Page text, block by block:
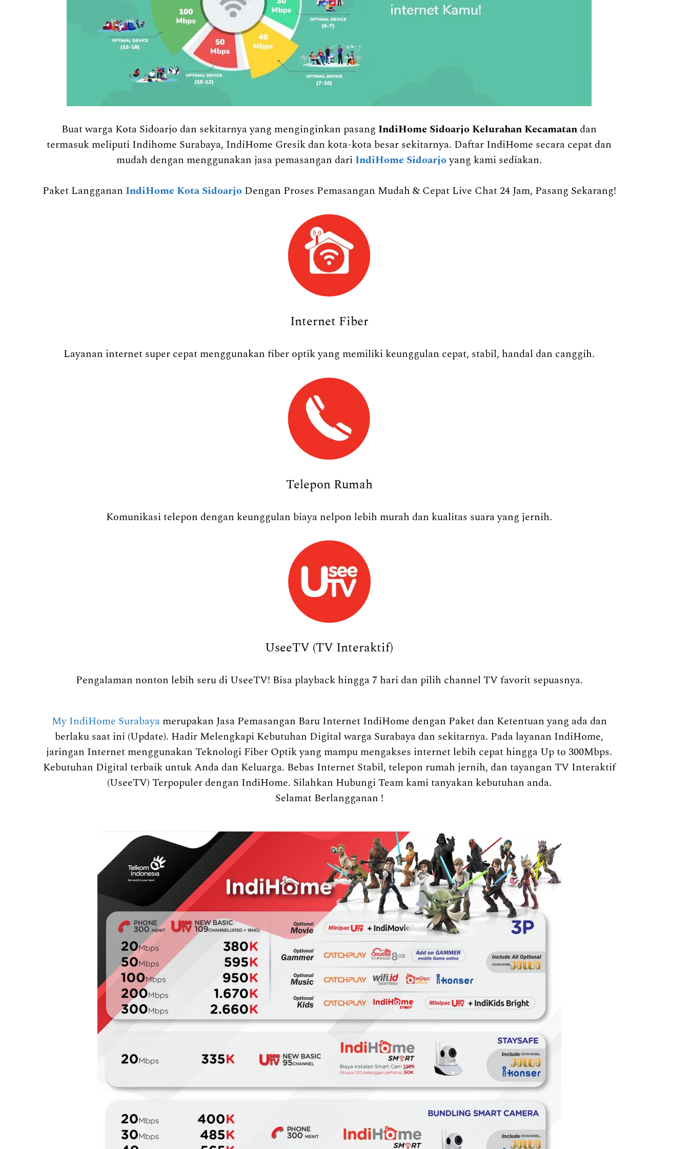
Buat warga Kota Sidoarjo dan sekitarnya yang menginginkan pasang IndiHome Sidoarjo Kelurahan Kecamatan dan
termasuk meliputi Indihome Surabaya, IndiHome Gresik dan kota-kota besar sekitarnya. Daftar IndiHome secara cepat dan
mudah dengan menggunakan jasa pemasangan dari IndiHome Sidoarjoyang kami sediakan.
Paket Langganan IndiHome Kota Sidoarjo Dengan Proses Pemasangan Mudah & Cepat Live Chat 24 Jam, Pasang Sekarang!
Internet Fiber
Layanan internet super cepat menggunakan fiber optik yang memiliki keunggulan cepat, stabil, handal dan canggih.
Telepon Rumah
Komunikasi telepon dengan keunggulan biaya nelpon lebih murah dan kualitas suara yang jernih.
UseeTV (TV Interaktif)
Pengalaman nonton lebih seru di UseeTV! Bisa playback hingga 7 hari dan pilih channel TV favorit sepuasnya.
My IndiHome Surabayamerupakan Jasa Pemasangan Baru Internet IndiHome dengan Paket dan Ketentuan yang ada dan
berlaku saat ini (Update). Hadir Melengkapi Kebutuhan Digital warga Surabaya dan sekitarnya. Pada layanan IndiHome,
jaringan Internet menggunakan Teknologi Fiber Optik yang mampu mengakses internet lebih cepat hingga Up to 300Mbps.
Kebutuhan Digital terbaik untuk Anda dan Keluarga. Bebas Internet Stabil, telepon rumah jernih, dan tayangan TV Interaktif
(UseeTV) Terpopuler dengan IndiHome. Silahkan Hubungi Team kami tanyakan kebutuhan anda.
Selamat Berlangganan !